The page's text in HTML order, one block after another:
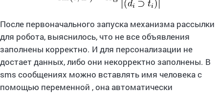
После первоначального запуска механизма рассылки
для робота, выяснилось, что не все объявления
заполнены корректно. И для персонализации не
достает данных, либо они некорректно заполнены. В
sms сообщениях можно вставлять имя человека с
помощью переменной , она автоматически